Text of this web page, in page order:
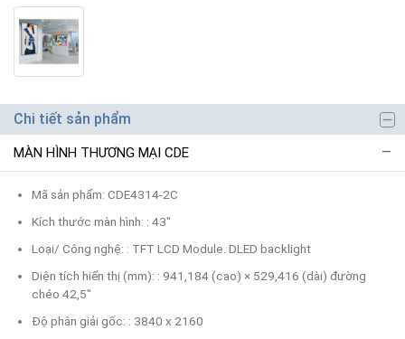
Chi tiết sản phẩm
MÀN HÌNH THƯƠNG MẠI CDE
Mã sản phẩm: CDE4314-2C
Kích thước màn hình: : 43"
Loại/ Công nghệ: : TFT LCD Module. DLED backlight
Diện tích hiển thị (mm): : 941,184 (cao) × 529,416 (dài) đường
chéo 42,5"
Độ phân giải gốc: : 3840 x 2160